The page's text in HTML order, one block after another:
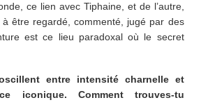
ce lien avec Tiphaine, et de l’autre,
être regardé, commenté, jugé par des
est ce lieu paradoxal où le secret
entre intensité charnelle et
iconique. Comment trouves-tu